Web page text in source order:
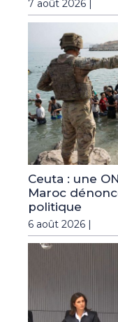
7 août 2026 |
Ceuta : une
Maroc
politique
6 août 2026 |